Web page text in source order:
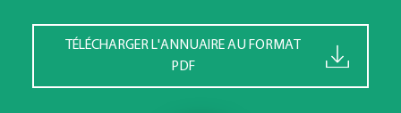
TÉLÉCHARGER L'ANNUAIRE AU FORMAT
PDF